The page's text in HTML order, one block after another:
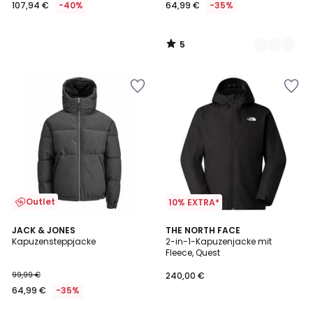
107,94 € -40% 64,99 € -35%
5
/
Outlet
JACK & JONES
Kapuzensteppjacke
99,99 €
64,99 € -35%
10% EXTRA*
THE NORTH FACE
2-in-1-Kapuzenjacke mit
Fleece, Quest
240,00 €
4,1
/ 5